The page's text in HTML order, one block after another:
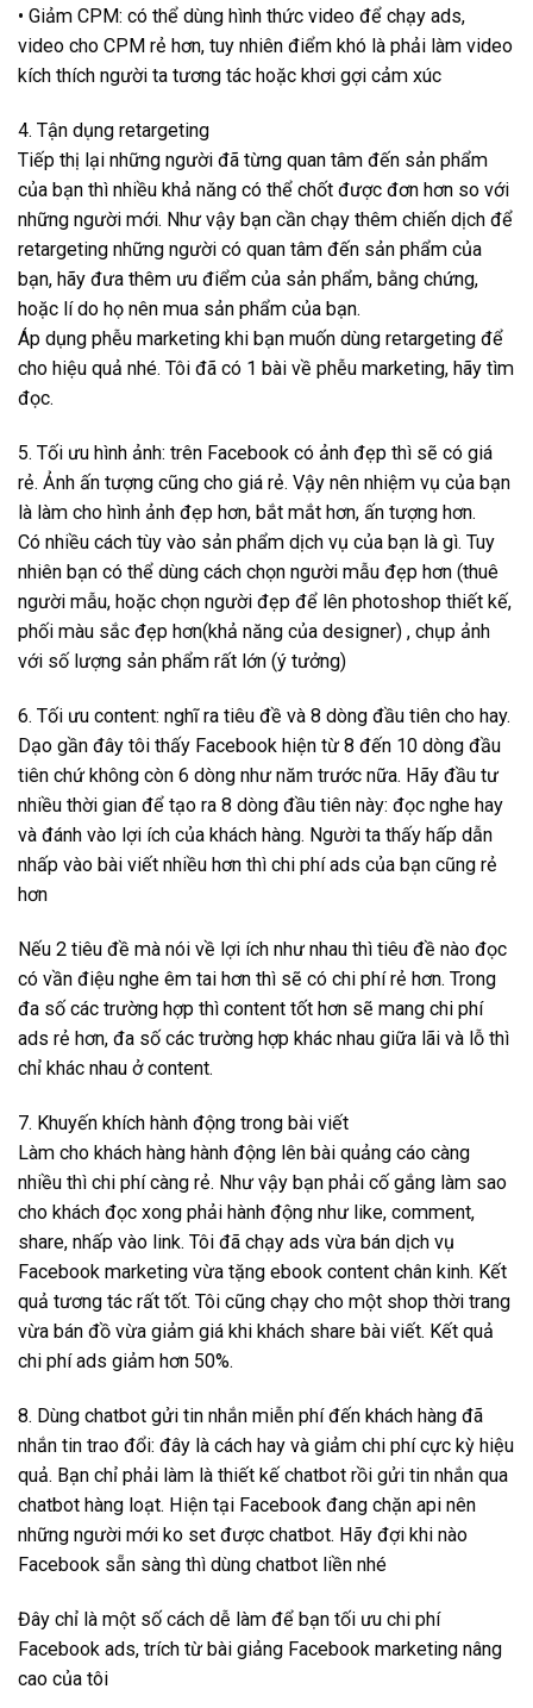
• Giảm CPM: có thể dùng hình thức video để chạy ads,
video cho CPM rẻ hơn, tuy nhiên điểm khó là phải làm video
kích thích người ta tương tác hoặc khơi gợi cảm xúc
4. Tận dụng retargeting
Tiếp thị lại những người đã từng quan tâm đến sản phẩm
của bạn thì nhiều khả năng có thể chốt được đơn hơn so với
những người mới. Như vậy bạn cần chạy thêm chiến dịch để
retargeting những người có quan tâm đến sản phẩm của
bạn, hãy đưa thêm ưu điểm của sản phẩm, bằng chứng,
hoặc lí do họ nên mua sản phẩm của bạn.
Áp dụng phễu marketing khi bạn muốn dùng retargeting để
cho hiệu quả nhé. Tôi đã có 1 bài về phễu marketing, hãy tìm
đọc.
5. Tối ưu hình ảnh: trên Facebook có ảnh đẹp thì sẽ có giá
rẻ. Ảnh ấn tượng cũng cho giá rẻ. Vậy nên nhiệm vụ của bạn
là làm cho hình ảnh đẹp hơn, bắt mắt hơn, ấn tượng hơn.
Có nhiều cách tùy vào sản phẩm dịch vụ của bạn là gì. Tuy
nhiên bạn có thể dùng cách chọn người mẫu đẹp hơn (thuê
người mẫu, hoặc chọn người đẹp để lên photoshop thiết kế,
phối màu sắc đẹp hơn(khả năng của designer) , chụp ảnh
với số lượng sản phẩm rất lớn (ý tưởng)
6. Tối ưu content: nghĩ ra tiêu đề và 8 dòng đầu tiên cho hay.
Dạo gần đây tôi thấy Facebook hiện từ 8 đến 10 dòng đầu
tiên chứ không còn 6 dòng như năm trước nữa. Hãy đầu tư
nhiều thời gian để tạo ra 8 dòng đầu tiên này: đọc nghe hay
và đánh vào lợi ích của khách hàng. Người ta thấy hấp dẫn
nhấp vào bài viết nhiều hơn thì chi phí ads của bạn cũng rẻ
hơn
Nếu 2 tiêu đề mà nói về lợi ích như nhau thì tiêu đề nào đọc
có vần điệu nghe êm tai hơn thì sẽ có chi phí rẻ hơn. Trong
đa số các trường hợp thì content tốt hơn sẽ mang chi phí
ads rẻ hơn, đa số các trường hợp khác nhau giữa lãi và lỗ thì
chỉ khác nhau ở content.
7. Khuyến khích hành động trong bài viết
Làm cho khách hàng hành động lên bài quảng cáo càng
nhiều thì chi phí càng rẻ. Như vậy bạn phải cố gắng làm sao
cho khách đọc xong phải hành động như like, comment,
share, nhấp vào link. Tôi đã chạy ads vừa bán dịch vụ
Facebook marketing vừa tặng ebook content chân kinh. Kết
quả tương tác rất tốt. Tôi cũng chạy cho một shop thời trang
vừa bán đồ vừa giảm giá khi khách share bài viết. Kết quả
chi phí ads giảm hơn 50%.
8. Dùng chatbot gửi tin nhắn miễn phí đến khách hàng đã
nhắn tin trao đổi: đây là cách hay và giảm chi phí cực kỳ hiệu
quả. Bạn chỉ phải làm là thiết kế chatbot rồi gửi tin nhắn qua
chatbot hàng loạt. Hiện tại Facebook đang chặn api nên
những người mới ko set được chatbot. Hãy đợi khi nào
Facebook sẵn sàng thì dùng chatbot liền nhé
Đây chỉ là một số cách dễ làm để bạn tối ưu chi phí
Facebook ads, trích từ bài giảng Facebook marketing nâng
cao của tôi